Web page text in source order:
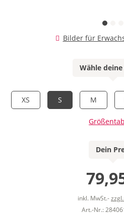
Bilder für
Wähle
XS S M
Dein
inkl. MwSt.-
Art.-Nr.: